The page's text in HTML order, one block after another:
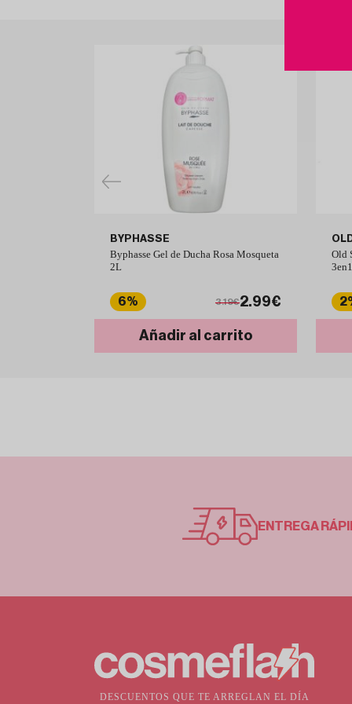
BYPHASSE
Byphasse Gel de Ducha Rosa Mosqueta
2L
6% 3.19€2.99€
Añadir al carrito
Old
ENTREGA
DESCUENTOS QUE TE ARREGLAN EL DÍA